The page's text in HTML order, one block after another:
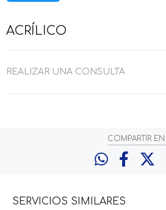
ACRÍLICO
REALIZAR UNA CONSULTA
COMPARTIR EN:
SERVICIOS SIMILARES